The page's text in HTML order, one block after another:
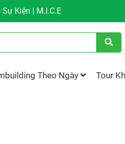
Kiện | M.I.C.E
Theo Ngày Tour